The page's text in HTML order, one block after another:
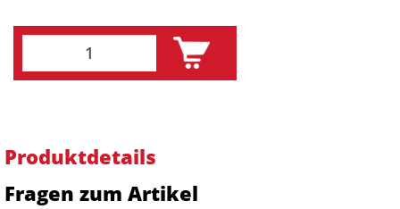
Produktdetails
Fragen zum Artikel